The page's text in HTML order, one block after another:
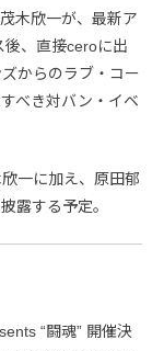
木欣一が、最新ア
後、直接ceroに出
からのラブ・コー
べき対バン・イベ
一に加え、原田郁
露する予定。
“闘魂” 開催決